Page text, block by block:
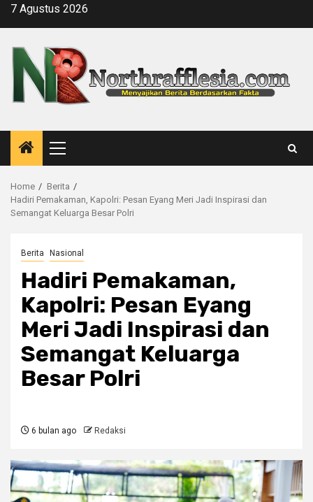
Skip7 Agustus 2026
Primary
Menu
Home
Berita
Hadiri Pemakaman, Kapolri: Pesan Eyang Meri Jadi Inspirasi dan
Semangat Keluarga Besar Polri
Berita Nasional
Hadiri Pemakaman,
Kapolri: Pesan Eyang
Meri Jadi Inspirasi dan
Semangat Keluarga
Besar Polri
6 bulan ago Redaksi